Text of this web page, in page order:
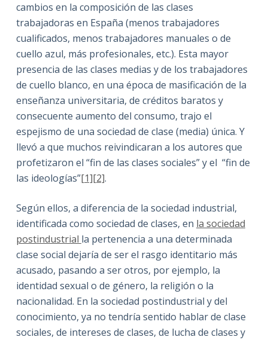
cambios en la composición de las clases
trabajadoras en España (menos trabajadores
cualificados, menos trabajadores manuales o de
cuello azul, más profesionales, etc.). Esta mayor
presencia de las clases medias y de los trabajadores
de cuello blanco, en una época de masificación de la
enseñanza universitaria, de créditos baratos y
consecuente aumento del consumo, trajo el
espejismo de una sociedad de clase (media) única. Y
llevó a que muchos reivindicaran a los autores que
profetizaron el “fin de las clases sociales” y el “fin de
las ideologías”[1][2].
Según ellos, a diferencia de la sociedad industrial,
identificada como sociedad de clases, en la sociedad
postindustrial la pertenencia a una determinada
clase social dejaría de ser el rasgo identitario más
acusado, pasando a ser otros, por ejemplo, la
identidad sexual o de género, la religión o la
nacionalidad. En la sociedad postindustrial y del
conocimiento, ya no tendría sentido hablar de clase
sociales, de intereses de clases, de lucha de clases y